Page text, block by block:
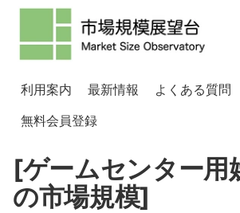
利用案内 最新情報 よくある質問
無料会員登録
[ゲームセンター用
の市場規模]